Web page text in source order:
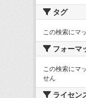
タグ
この検索にマ
フォーマ
この検索にマ
せん
ライセン